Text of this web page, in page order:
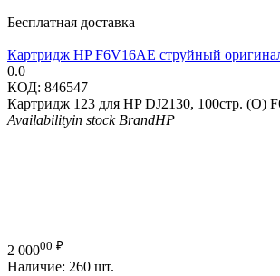
Бесплатная доставка
Картридж HP F6V16AE струйный
0.0
КОД: 846547
Картридж 123 для HP DJ2130, 100стр. (О)
Availabilityin stock BrandHP
2 00000 ₽
Наличие: 260 шт.